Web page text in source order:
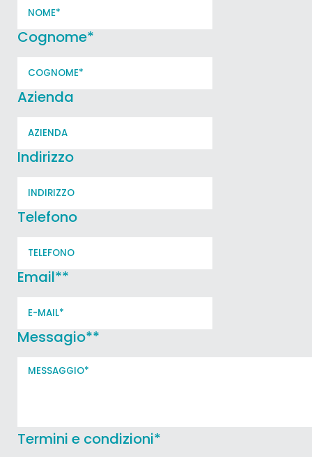
Cognome*
Azienda
Indirizzo
Telefono
Email**
Messagio**
Termini e condizioni*